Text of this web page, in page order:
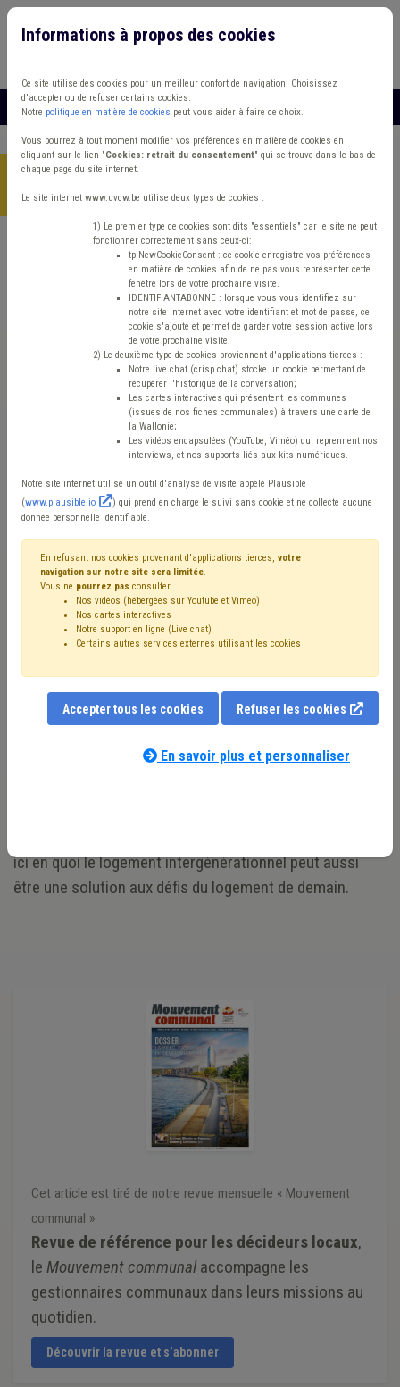
Accueil >Logement>Article
ASBL 1Toit2Âges
Logement Aînés
Invité du mois:
Elisabeth Martin -
ASBL 1Toit2Âges
Mis en ligne le 1er Septembre 2022 - Alain DEPRET
Les grands-parents ont toujours accueilli chez eux de
jeunes étudiants, petits-enfants ou non, dans un esprit
d’entraide mutuelle. Dans les années 90, cette
cohabitation s’est mieux structurée, encadrée par des
associations qui veillent à son bon fonctionnement,
évitant ainsi toute dérive. Le logement
intergénérationnel est ainsi né.
En Belgique, c’est en juillet 2009 que Régis et Claire de
Kerautem créent l’ASBL 1Toit2Âges. Elle démarre à
ans plus tard en Wallonie, par suite des nombreux
ici en quoi le logement intergénérationnel peut aussi
être une solution aux défis du logement de demain.
Cet article est tiré de notre revue mensuelle « Mouvement
communal »
Revue de référence pour les décideurs locaux,
le Mouvement communalaccompagne les
gestionnaires communaux dans leurs missions au
quotidien.
Découvrir la revue et s’abonner
Informations à propos des cookies
Ce site utilise des cookies pour un meilleur confort de navigation. Choisissez
d'accepter ou de refuser certains cookies.
Notre politique en matière de cookies peut vous aider à faire ce choix.
Vous pourrez à tout moment modifier vos préférences en matière de cookies en
cliquant sur le lien "Cookies: retrait du consentement" qui se trouve dans le bas de
chaque page du site internet.
Le site internet www.uvcw.be utilise deux types de cookies :
1) Le premier type de cookies sont dits "essentiels" car le site ne peut
fonctionner correctement sans ceux-ci:
tplNewCookieConsent : ce cookie enregistre vos préférences
en matière de cookies afin de ne pas vous représenter cette
fenêtre lors de votre prochaine visite.
IDENTIFIANTABONNE : lorsque vous vous identifiez sur
notre site internet avec votre identifiant et mot de passe, ce
cookie s'ajoute et permet de garder votre session active lors
de votre prochaine visite.
2) Le deuxième type de cookies proviennent d'applications tierces :
Notre live chat (crisp.chat) stocke un cookie permettant de
récupérer l'historique de la conversation;
Les cartes interactives qui présentent les communes
(issues de nos fiches communales) à travers une carte de
la Wallonie;
Les vidéos encapsulées (YouTube, Viméo) qui reprennent nos
interviews, et nos supports liés aux kits numériques.
Notre site internet utilise un outil d'analyse de visite appelé Plausible
(www.plausible.io
) qui prend en charge le suivi sans cookie et ne collecte aucune
donnée personnelle identifiable.
En refusant nos cookies provenant d'applications tierces, votre
navigation sur notre site sera limitée.
Vous ne pourrez pas consulter
Nos vidéos (hébergées sur Youtube et Vimeo)
Nos cartes interactives
Notre support en ligne (Live chat)
Certains autres services externes utilisant les cookies
Accepter tous les cookies Refuser les cookies
En savoir plus et personnaliser